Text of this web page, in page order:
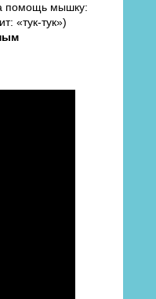
помощь мышку:
«тук-тук»)